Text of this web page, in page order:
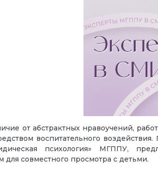
от абстрактных нравоучений,
воспитательного воздействия.
психология» МГППУ,
для совместного просмотра с детьми.